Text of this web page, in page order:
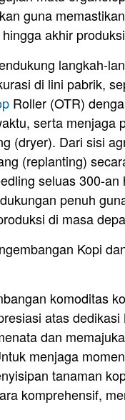
guna
akhir
langkah-
di lini pabrik,
Roller (OTR)
serta menjaga
(dryer). Dari sisi
(replanting)
seluas 300-an
penuh
di masa
Kopi
komoditas
atas dedikasi
dan
menjaga
tanaman
komprehensif,